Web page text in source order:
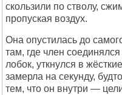
скользили по стволу,
пропуская воздух.
Она опустилась до
там, где член
лобок, уткнулся в
замерла на секунду,
тем, что он внутри —